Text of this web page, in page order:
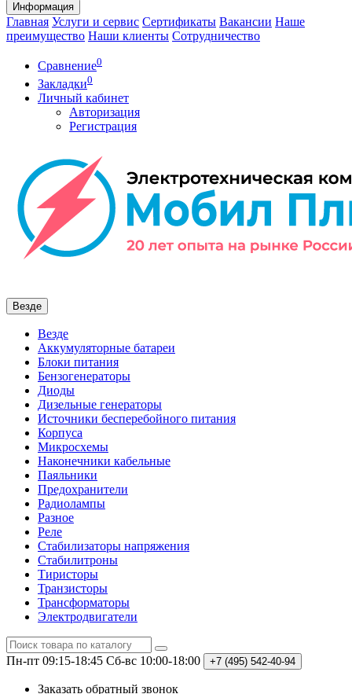
Информация
Главная Услуги и сервис Сертификаты Вакансии Наше
преимущество Наши клиенты Сотрудничество
Сравнение0
Закладки0
Личный кабинет
Авторизация
Регистрация
Везде
Везде
Аккумуляторные батареи
Блоки питания
Бензогенераторы
Диоды
Дизельные генераторы
Источники бесперебойного питания
Корпуса
Микросхемы
Наконечники кабельные
Паяльники
Предохранители
Радиолампы
Разное
Реле
Стабилизаторы напряжения
Стабилитроны
Тиристоры
Транзисторы
Трансформаторы
Электродвигатели
Пн-пт 09:15-18:45 Сб-вс 10:00-18:00 +7 (495) 542-40-94
Заказать обратный звонок